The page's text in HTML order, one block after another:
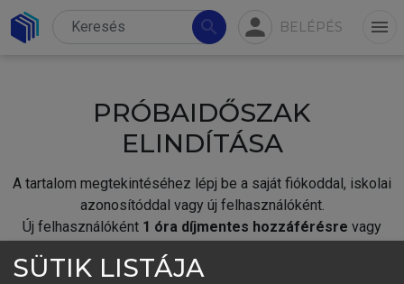
search person BELÉPÉS menu
PRÓBAIDŐSZAK
ELINDÍTÁSA
A tartalom megtekintéséhez lépj be a saját fiókoddal, iskolai
azonosítóddal vagy új felhasználóként.
Új felhasználóként 1 óra díjmentes hozzáférésre vagy
SÜTIK LISTÁJA